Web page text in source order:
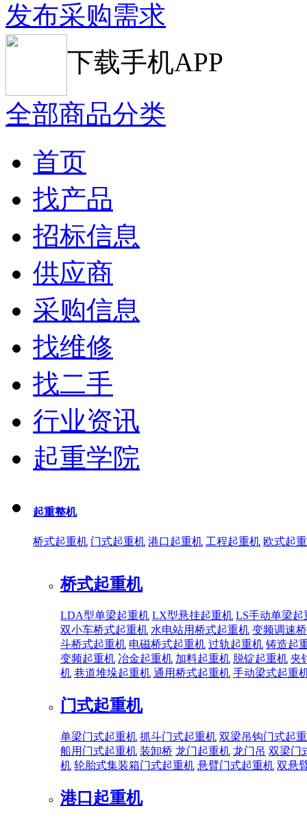
发布采购需求
下载手机APP
全部商品分类
首页
找产品
招标信息
供应商
采购信息
找维修
找二手
行业资讯
起重学院
起重整机
桥式起重机 门式起重机 港口起重机 工程起重机 欧式起
桥式起重机
LDA型单梁起重机 LX型悬挂起重机 LS手动单梁起
双小车桥式起重机 水电站用桥式起重机 变频调速
斗桥式起重机 电磁桥式起重机 过轨起重机 铸造起
变频起重机 冶金起重机 加料起重机 脱锭起重机 夹
机 巷道堆垛起重机 通用桥式起重机 手动梁式起重
门式起重机
单梁门式起重机 抓斗门式起重机 双梁吊钩门式起
船用门式起重机 装卸桥 龙门起重机 龙门吊 双梁门
机 轮胎式集装箱门式起重机 悬臂门式起重机 双悬
港口起重机